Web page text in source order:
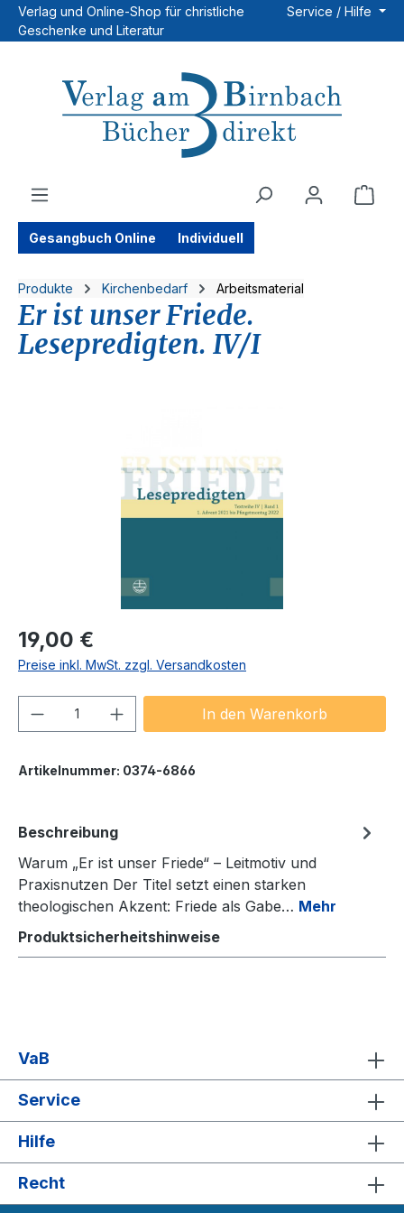
Zum Hauptinhalt springen
Verlag und Online-Shop für christliche
Geschenke und Literatur
Service / Hilfe
Gesangbuch Online Individuell
Produkte Kirchenbedarf Arbeitsmaterial
Er ist unser Friede.
Lesepredigten. IV/I
Regulärer Preis:
19,00 €
Preise inkl. MwSt. zzgl. Versandkosten
Produkt Anzahl: Gib denIn den Warenkorb
Artikelnummer: 0374-6866
Beschreibung
Warum „Er ist unser Friede“ – Leitmotiv und
Praxisnutzen Der Titel setzt einen starken
theologischen Akzent: Friede als Gabe… Mehr
Produktsicherheitshinweise
VaB
Service
Hilfe
Recht